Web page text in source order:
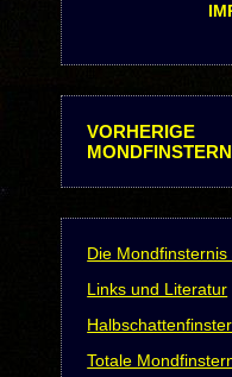
VORHERIGE
Die
Links und Literatur
Totale